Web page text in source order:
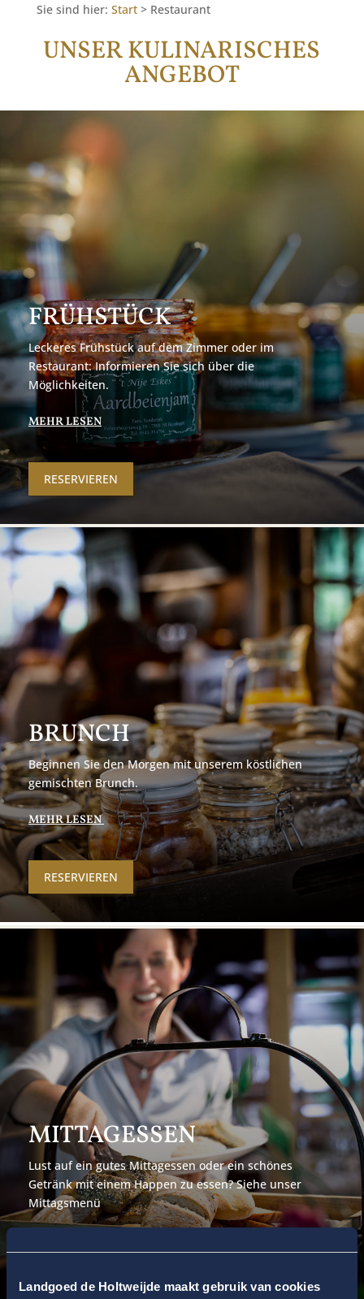
Landgoed de Holtweijde maakt gebruik van cookies
Sie sind hier: Start> Restaurant
UNSER KULINARISCHES
ANGEBOT
FRÜHSTÜCK
Leckeres Frühstück auf dem Zimmer oder im
Restaurant: Informieren Sie sich über die
Möglichkeiten.
MEHR LESEN
RESERVIEREN
BRUNCH
Beginnen Sie den Morgen mit unserem köstlichen
gemischten Brunch.
MEHR LESEN
RESERVIEREN
MITTAGESSEN
Lust auf ein gutes Mittagessen oder ein schönes
Getränk mit einem Happen zu essen? Siehe unser
Mittagsmenü